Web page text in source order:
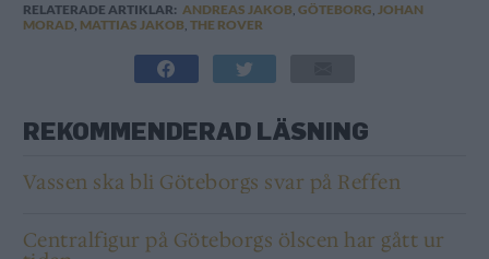
RELATERADE ARTIKLAR: ANDREAS JAKOB, GÖTEBORG, JOHAN
MORAD, MATTIAS JAKOB, THE ROVER
REKOMMENDERAD LÄSNING
Vassen ska bli Göteborgs svar på Reffen
Centralfigur på Göteborgs ölscen har gått ur